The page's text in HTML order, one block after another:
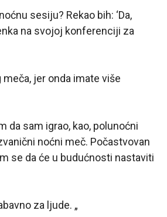
sesiju? Rekao bih: ‘Da,
na svojoj konferenciji za
jer onda imate više
da sam igrao, kao, polunoćni
noćni meč. Počastvovan
se da će u budućnosti nastaviti
za ljude. „